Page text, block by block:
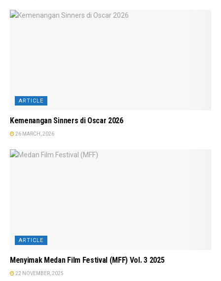
ARTICLE
Kemenangan Sinners di Oscar 2026
26 MARCH, 2026
ARTICLE
Menyimak Medan Film Festival (MFF) Vol. 3 2025
22 NOVEMBER, 2025